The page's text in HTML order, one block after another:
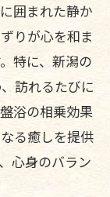
す
心と体のバ
囲まれた静か
りが心を和ま
特に、新潟の
訪れるたびに
浴の相乗効果
る癒しを提供
心身のバラン